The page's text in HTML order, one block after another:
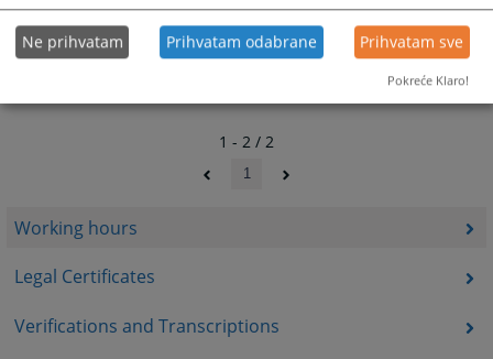
Working hours
Legal Certificates
Verifications and Transcriptions
1 - 2 / 2
1
Ne prihvatam Prihvatam odabrane Prihvatam sve
Pokreće Klaro!